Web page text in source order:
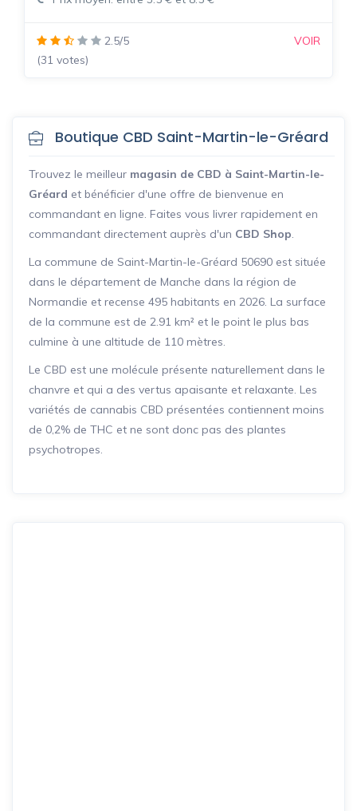
Boutique CBD Saint-Martin-le-Gréard
Trouvez le meilleur magasin de CBD à Saint-Martin-le-
Gréard et bénéficier d'une offre de bienvenue en
commandant en ligne. Faites vous livrer rapidement en
commandant directement auprès d'un CBD Shop
La commune de Saint-Martin-le-Gréard 50690 est située
dans le département de Manche dans la région de
Normandie et recense 495 habitants en 2026. La surface
de la commune est de 2.91 km² et le point le plus bas
culmine à une altitude de 110 mètres.
Le CBD est une molécule présente naturellement dans le
chanvre et qui a des vertus apaisante et relaxante. Les
variétés de cannabis CBD présentées contiennent moins
de 0,2% de THC et ne sont donc pas des plantes
psychotropes.
2.5/5
(31 votes)
VOIR